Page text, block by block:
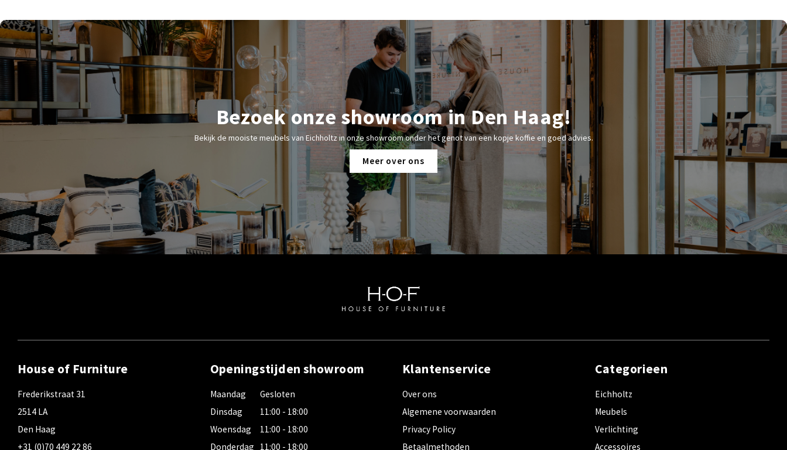
Bezoek onze showroom in Den Haag!
Bekijk de mooiste meubels van Eichholtz in onze showroom onder het genot van een kopje koffie en goed advies.
Meer over ons
House of Furniture
Frederikstraat 31
2514 LA
Den Haag
+31 (0)70 449 22 86
Openingstijden showroom
Maandag
Dinsdag
Woensdag
Donderdag
Gesloten
11:00 - 18:00
11:00 - 18:00
11:00 - 18:00
Klantenservice
Over ons
Algemene voorwaarden
Privacy Policy
Betaalmethoden
Categorieen
Eichholtz
Meubels
Verlichting
Accessoires